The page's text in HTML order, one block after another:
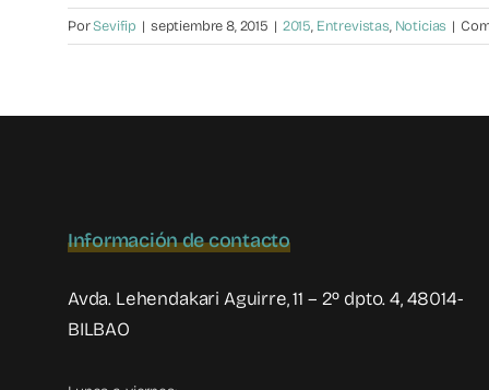
PorSevifip | septiembre 8, 2015 | 2015, Entrevistas, Noticias |
Información de contacto
Avda. Lehendakari Aguirre, 11 – 2º dpto. 4, 48014-
BILBAO